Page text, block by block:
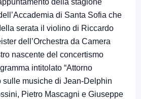
di Santa Sofia che
serata il violino di Riccardo
dell’Orchestra da Camera
nascente del concertismo
intitolato “Attorno
sulle musiche di Jean-Delphin
Pietro Mascagni e Giuseppe